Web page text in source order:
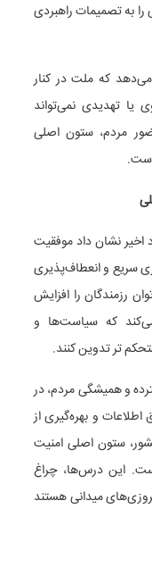
به تصمیمات راهبردی
که ملت در کنار
یا تهدیدی نمی‌تواند
مردم، ستون اصلی
دو جنگ 12 روزه و نبرد اخیر نشان داد موفقیت
سریع و انعطاف‌پذیری
رزمندگان را افزایش
که سیاست‌ها و
تر تدوین کنند.
و همیشگی مردم، در
و بهره‌گیری از
ستون اصلی امنیت
است. این درس‌ها، چراغ
میدانی هستند